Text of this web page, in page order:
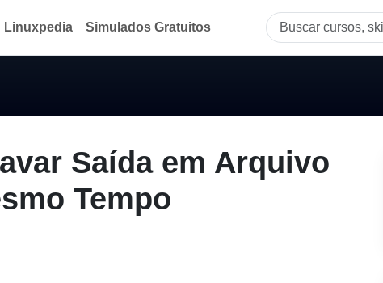
Linuxpedia Simulados Gratuitos
Saída em Arquivo
Tempo